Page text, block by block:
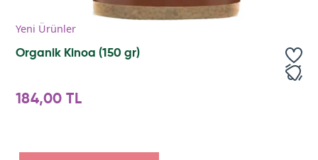
Yeni Ürünler
Organik Kinoa (150 gr)
184,00 TL